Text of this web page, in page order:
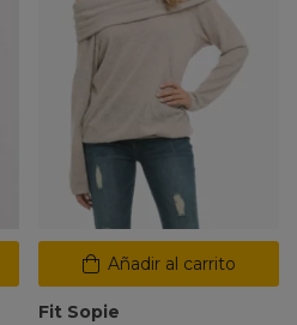
Añadir al carrito
Fit Sopie